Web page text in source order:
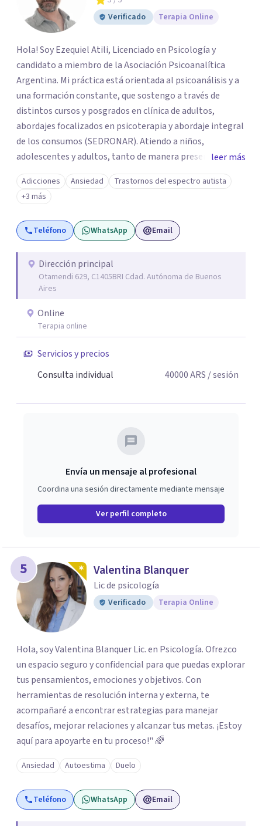
Verificado
Terapia Online
Hola! Soy Ezequiel Atili, Licenciado en Psicología y
candidato a miembro de la Asociación Psicoanalítica
Argentina. Mi práctica está orientada al psicoanálisis y a
una formación constante, que sostengo a través de
distintos cursos y posgrados en clínica de adultos,
abordajes focalizados en psicoterapia y abordaje integral
de los consumos (SEDRONAR). Atiendo a niños,
adolescentes y adultos, tanto de manera presencial
como online. Trabajo con distintas problemáticas como
depresión, ataques de pánico, adicciones, trastornos
alimentarios, trastornos del espectro autista (TEA) y
otras situaciones que generan malestar. Entiendo que
cada persona llega con una historia única, por eso el
quien consulta.
leer más
Adicciones Ansiedad
Trastornos del espectro autista
+3 más
Teléfono WhatsApp Email
Dirección principal
Otamendi 629, C1405BRI Cdad. Autónoma de Buenos
Aires
Online
Terapia online
Servicios y precios
Consulta individual
40000ARS / sesión
Envía un mensaje al profesional
Coordina una sesión directamente mediante mensaje
Ver perfil completo
5 Valentina Blanquer
Lic de psicología
Verificado Terapia Online
Hola, soy Valentina Blanquer Lic. en Psicología. Ofrezco
un espacio seguro y confidencial para que puedas explorar
tus pensamientos, emociones y objetivos. Con
herramientas de resolución interna y externa, te
acompañaré a encontrar estrategias para manejar
desafíos, mejorar relaciones y alcanzar tus metas. ¡Estoy
aquí para apoyarte en tu proceso!" 🌈
Ansiedad Autoestima Duelo
Teléfono WhatsApp Email